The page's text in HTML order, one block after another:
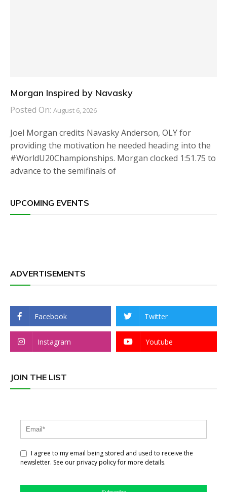
Morgan Inspired by Navasky
Posted On: August 6, 2026
Joel Morgan credits Navasky Anderson, OLY for
providing the motivation he needed heading into the
#WorldU20Championships. Morgan clocked 1:51.75 to
advance to the semifinals of
UPCOMING EVENTS
ADVERTISEMENTS
Facebook Twitter
Instagram Youtube
JOIN THE LIST
I agree to my email being stored and used to receive the
newsletter. See our privacy policy for more details.